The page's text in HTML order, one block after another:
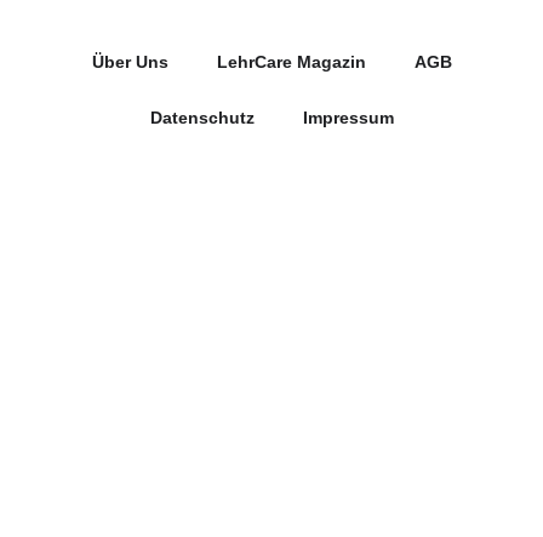
Über Uns LehrCare Magazin AGB
Datenschutz Impressum